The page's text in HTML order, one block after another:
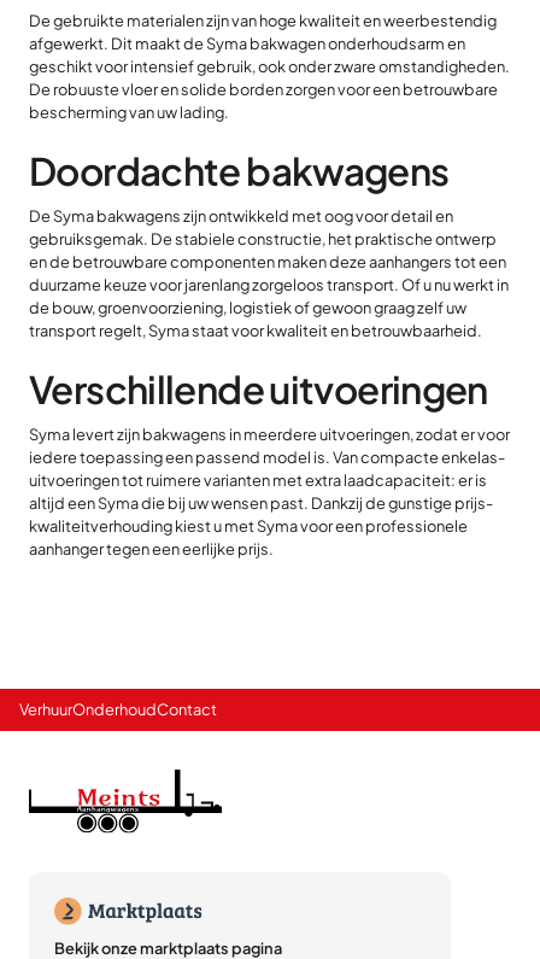
De gebruikte materialen zijn van hoge kwaliteit en weerbestendig
afgewerkt. Dit maakt de Syma bakwagen onderhoudsarm en
geschikt voor intensief gebruik, ook onder zware omstandigheden.
De robuuste vloer en solide borden zorgen voor een betrouwbare
bescherming van uw lading.
Doordachte bakwagens
De Syma bakwagens zijn ontwikkeld met oog voor detail en
gebruiksgemak. De stabiele constructie, het praktische ontwerp
en de betrouwbare componenten maken deze aanhangers tot een
duurzame keuze voor jarenlang zorgeloos transport. Of u nu werkt in
de bouw, groenvoorziening, logistiek of gewoon graag zelf uw
transport regelt, Syma staat voor kwaliteit en betrouwbaarheid.
Verschillende uitvoeringen
Syma levert zijn bakwagens in meerdere uitvoeringen, zodat er voor
iedere toepassing een passend model is. Van compacte enkelas-
uitvoeringen tot ruimere varianten met extra laadcapaciteit: er is
altijd een Syma die bij uw wensen past. Dankzij de gunstige prijs-
kwaliteitverhouding kiest u met Syma voor een professionele
aanhanger tegen een eerlijke prijs.
VerhuurOnderhoudContact
Bekijk onze marktplaats pagina